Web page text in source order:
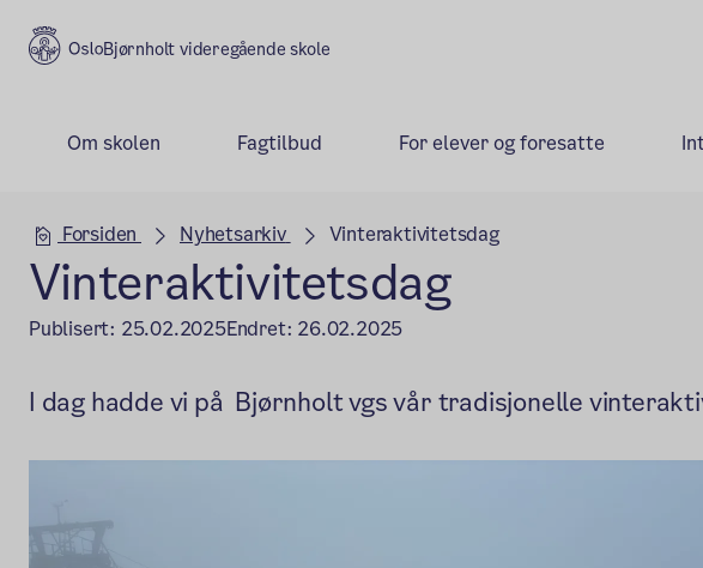
Bjørnholt videregående skole
Om skolen Fagtilbud For elever og foresatte
Hovedseksjon
Forsiden Nyhetsarkiv Vinteraktivitetsdag
Vinteraktivitetsdag
Publisert: 25.02.2025Endret: 26.02.2025
I dag hadde vi på Bjørnholt vgs vår tradisjonelle